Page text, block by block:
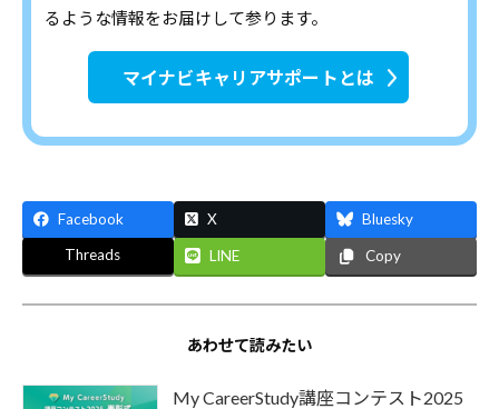
お
け
し
て
参
るような情報をお届けして参ります。
マイナビキャリアサポートとは
Facebook X
Bluesky
Threads
LINE Copy
あわせて読みたい
My CareerStudy講座コンテスト2025